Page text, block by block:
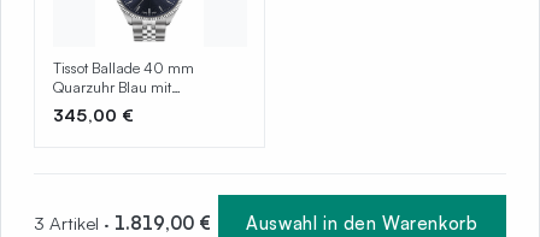
Tissot Ballade 40 mm
Quarzuhr Blau mit
Edelstahlarmband –
T156.410.11.041.00
345,00 €
3 Artikel · 1.819,00 € Auswahl in den Warenkorb